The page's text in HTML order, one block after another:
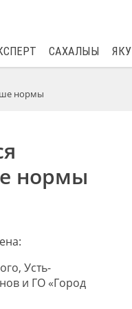
САХАЛЫЫ
нормы
нормы
Усть-
и ГО «Город